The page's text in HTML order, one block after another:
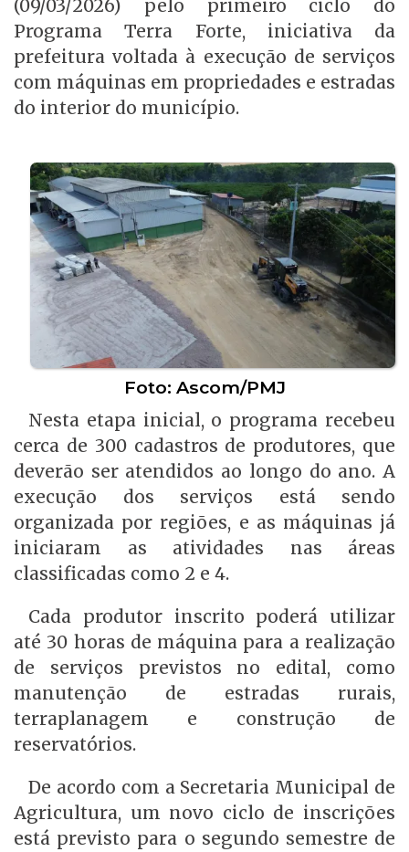
(09/03/2026) pelo primeiro ciclo do
Programa Terra Forte, iniciativa da
prefeitura voltada à execução de serviços
com máquinas em propriedades e estradas
do interior do município.
Foto: Ascom/PMJ
Nesta etapa inicial, o programa recebeu
cerca de 300 cadastros de produtores, que
deverão ser atendidos ao longo do ano. A
execução dos serviços está sendo
organizada por regiões, e as máquinas já
iniciaram as atividades nas áreas
classificadas como 2 e 4.
Cada produtor inscrito poderá utilizar
até 30 horas de máquina para a realização
de serviços previstos no edital, como
manutenção de estradas rurais,
terraplanagem e construção de
reservatórios.
De acordo com a Secretaria Municipal de
Agricultura, um novo ciclo de inscrições
está previsto para o segundo semestre de